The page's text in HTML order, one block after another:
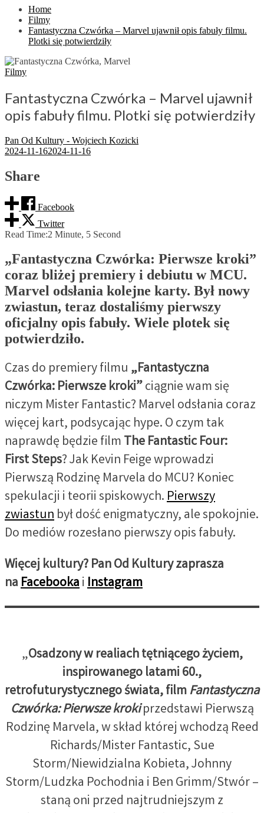
Home
Filmy
Fantastyczna Czwórka – Marvel ujawnił opis fabuły filmu.
Plotki się potwierdziły
Filmy
Fantastyczna Czwórka – Marvel ujawnił
opis fabuły filmu. Plotki się potwierdziły
Pan Od Kultury - Wojciech Kozicki
2024-11-162024-11-16
Share
Facebook
Twitter
Read Time:2 Minute, 5 Second
„Fantastyczna Czwórka: Pierwsze kroki”
coraz bliżej premiery i debiutu w MCU.
Marvel odsłania kolejne karty. Był nowy
zwiastun, teraz dostaliśmy pierwszy
oficjalny opis fabuły. Wiele plotek się
potwierdziło.
Czas do premiery filmu „Fantastyczna
Czwórka: Pierwsze kroki”ciągnie wam się
niczym Mister Fantastic? Marvel odsłania coraz
więcej kart, podsycając hype. O czym tak
naprawdę będzie filmThe Fantastic Four:
First Steps? Jak Kevin Feige wprowadzi
Pierwszą Rodzinę Marvela do MCU? Koniec
spekulacji i teorii spiskowych.Pierwszy
zwiastunbył dość enigmatyczny, ale spokojnie.
Do mediów rozesłano pierwszy opis fabuły.
Więcej kultury? Pan Od Kultury zaprasza
naFacebookaiInstagram
„Osadzony w realiach tętniącego życiem,
inspirowanego latami 60.,
retrofuturystycznego świata, filmFantastyczna
Czwórka: Pierwsze krokiprzedstawi Pierwszą
Rodzinę Marvela, w skład której wchodzą Reed
Richards/Mister Fantastic, Sue
Storm/Niewidzialna Kobieta, Johnny
Storm/Ludzka Pochodnia i Ben Grimm/Stwór –
staną oni przed najtrudniejszym z